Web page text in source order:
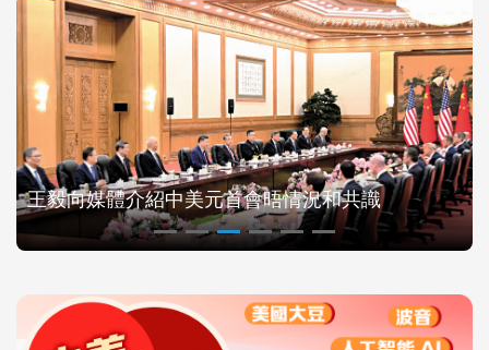
王毅向媒體介紹中美元首會晤情況和共識